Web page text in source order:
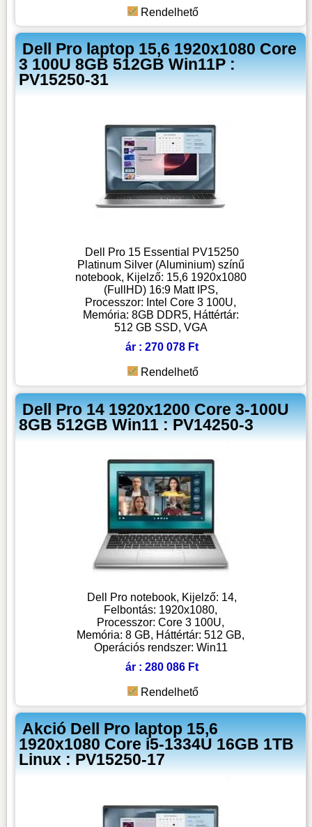
Rendelhető
Dell Pro laptop 15,6 1920x1080 Core
3 100U 8GB 512GB Win11P :
PV15250-31
Dell Pro 15 Essential PV15250
Platinum Silver (Aluminium) színű
notebook, Kijelző: 15,6 1920x1080
(FullHD) 16:9 Matt IPS,
Processzor: Intel Core 3 100U,
Memória: 8GB DDR5, Háttértár:
512 GB SSD, VGA
ár : 270 078 Ft
Rendelhető
Dell Pro 14 1920x1200 Core 3-100U
8GB 512GB Win11 : PV14250-3
Dell Pro notebook, Kijelző: 14,
Felbontás: 1920x1080,
Processzor: Core 3 100U,
Memória: 8 GB, Háttértár: 512 GB,
Operációs rendszer: Win11
ár : 280 086 Ft
Rendelhető
Akció Dell Pro laptop 15,6
1920x1080 Core i5-1334U 16GB 1TB
Linux : PV15250-17